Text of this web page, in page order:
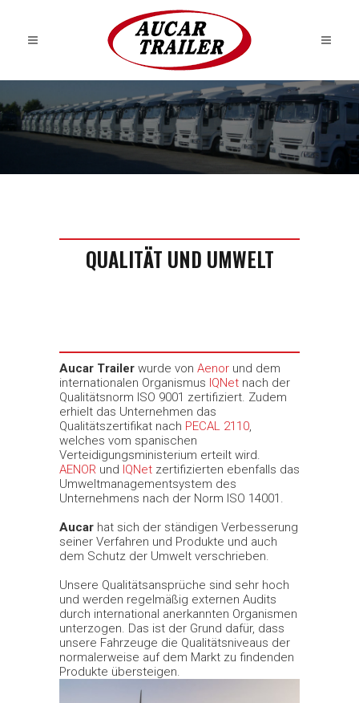
QUALITÄT UND UMWELT
Aucar Trailer wurde von Aenor und dem
internationalen Organismus IQNet nach der
Qualitätsnorm ISO 9001 zertifiziert. Zudem
erhielt das Unternehmen das
Qualitätszertifikat nach PECAL 2110,
welches vom spanischen
Verteidigungsministerium erteilt wird.
AENOR und IQNet zertifizierten ebenfalls das
Umweltmanagementsystem des
Unternehmens nach der Norm ISO 14001.
Aucar hat sich der ständigen Verbesserung
seiner Verfahren und Produkte und auch
dem Schutz der Umwelt verschrieben.
Unsere Qualitätsansprüche sind sehr hoch
und werden regelmäßig externen Audits
durch international anerkannten Organismen
unterzogen. Das ist der Grund dafür, dass
unsere Fahrzeuge die Qualitätsniveaus der
normalerweise auf dem Markt zu findenden
Produkte übersteigen.